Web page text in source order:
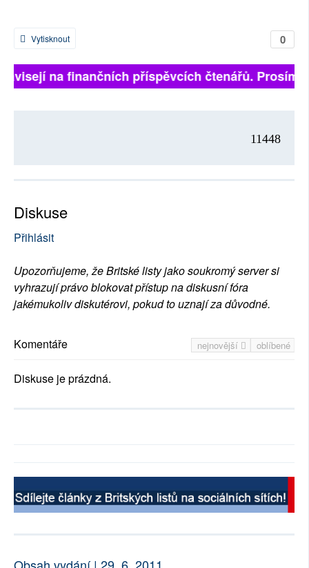
0
Vytisknout
na finančních příspěvcích čtenářů.
11448
Diskuse
Přihlásit
Upozorňujeme, že Britské listy jako soukromý server si
vyhrazují právo blokovat přístup na diskusní fóra
jakémukoliv diskutérovi, pokud to uznají za důvodné.
nejnovější oblíbené
Komentáře
Diskuse je prázdná.